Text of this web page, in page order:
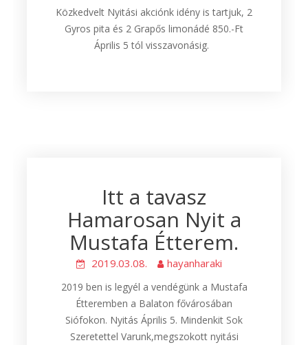
Közkedvelt Nyitási akciónk idény is tartjuk, 2
Gyros pita és 2 Grapős limonádé 850.-Ft
Április 5 tól visszavonásig.
Itt a tavasz
Hamarosan Nyit a
Mustafa Étterem.
2019.03.08. hayanharaki
2019 ben is legyél a vendégünk a Mustafa
Étteremben a Balaton fővárosában
Siófokon. Nyitás Április 5. Mindenkit Sok
Szeretettel Varunk,megszokott nyitási